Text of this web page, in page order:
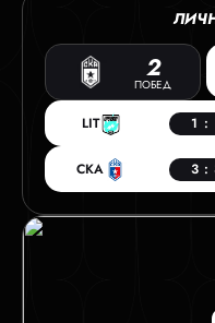
2
ПОБЕД
LIT 1 :
СКА 3 :